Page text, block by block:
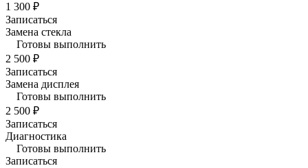
1 300 ₽
Записаться
Замена стекла
Готовы выполнить
2 500 ₽
Записаться
Замена дисплея
Готовы выполнить
2 500 ₽
Записаться
Диагностика
Готовы выполнить
Записаться